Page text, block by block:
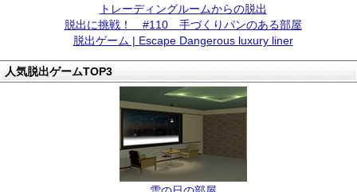
トレーディングルームからの脱出
脱出に挑戦！ #110 手づくりパンのある部屋
脱出ゲーム | Escape Dangerous luxury liner
人気脱出ゲームTOP3